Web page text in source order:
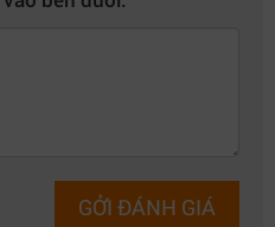
GỞI ĐÁNH GIÁ